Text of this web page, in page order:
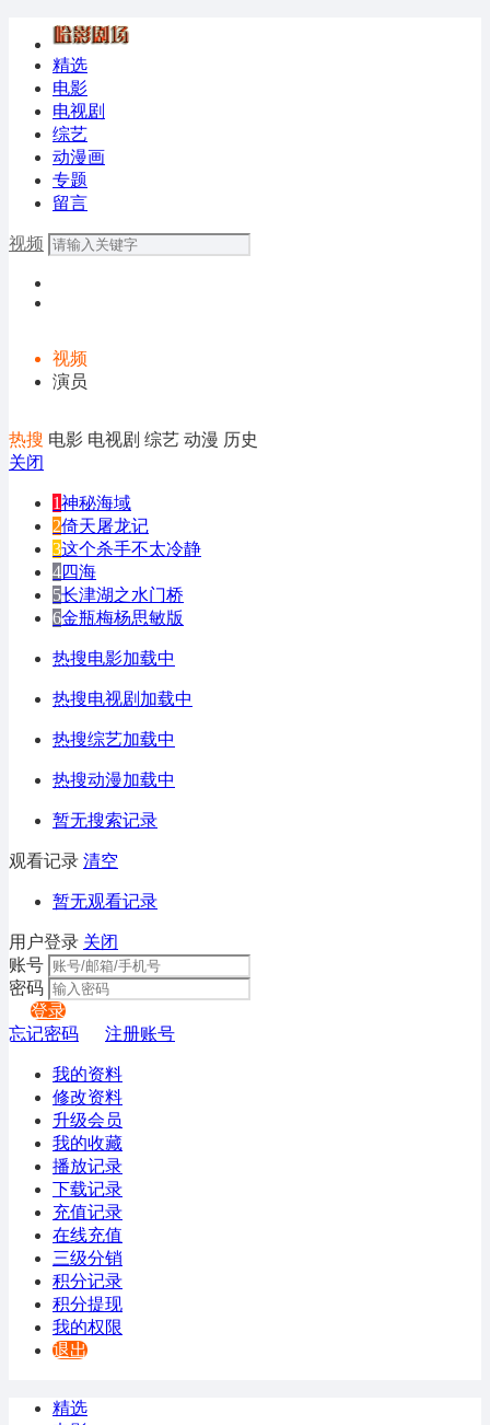
精选
电影
电视剧
综艺
动漫画
专题
留言
视频
视频
演员
热搜 电影 电视剧 综艺 动漫 历史
关闭
1神秘海域
2倚天屠龙记
3这个杀手不太冷静
4四海
5长津湖之水门桥
6金瓶梅杨思敏版
热搜电影加载中
热搜电视剧加载中
热搜综艺加载中
热搜动漫加载中
暂无搜索记录
观看记录 清空
暂无观看记录
用户登录 关闭
账号
密码
登录
忘记密码
注册账号
我的资料
修改资料
升级会员
我的收藏
播放记录
下载记录
充值记录
在线充值
三级分销
积分记录
积分提现
我的权限
退出
精选